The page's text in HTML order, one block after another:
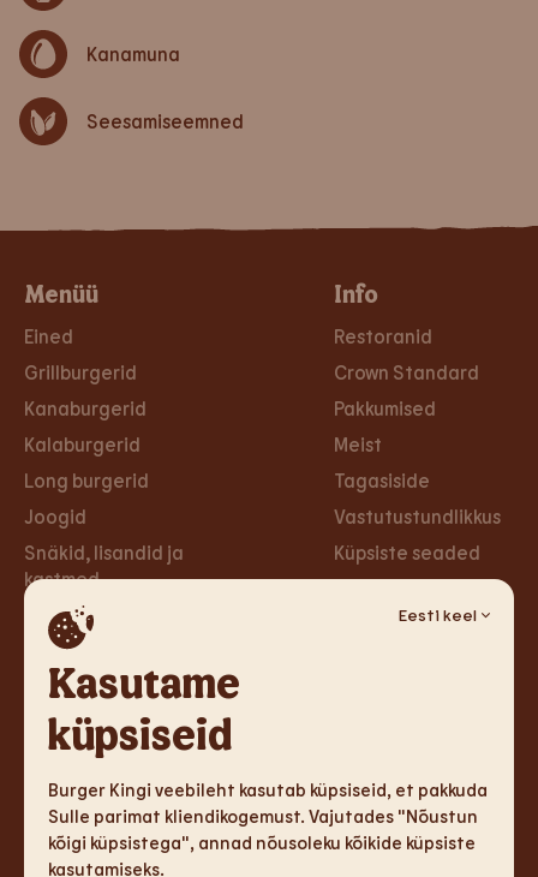
Kasutame
küpsiseid
Eesti keel
Burger Kingi veebileht kasutab küpsiseid, et pakkuda
Sulle parimat kliendikogemust. Vajutades "Nõustun
kõigi küpsistega", annad nõusoleku kõikide küpsiste
kasutamiseks.
Kanamuna
Seesamiseemned
Menüü
Eined
Grillburgerid
Kanaburgerid
Kalaburgerid
Long burgerid
Joogid
Snäkid, lisandid ja
kastmed
Taimsed burgerid ja
wrapid
Magustoidud
Info
Restoranid
Crown Standard
Pakkumised
Meist
Tagasiside
Vastutustundlikkus
Küpsiste seaded
Ligipääsetavus
Tule tööle
Tule tööle
Facebook
Instagram